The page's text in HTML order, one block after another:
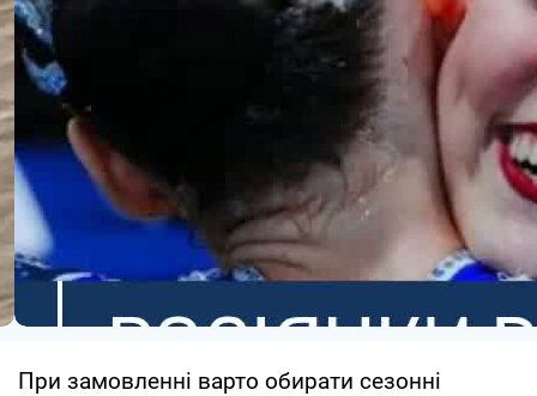
При замовленні варто обирати сезонні